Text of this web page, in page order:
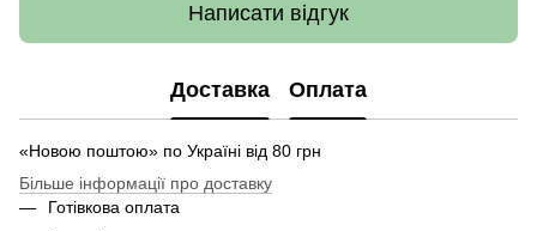
Написати відгук
Доставка Оплата
«Новою поштою» по Україні від 80 грн
Більше інформації про доставку
Готівкова оплата